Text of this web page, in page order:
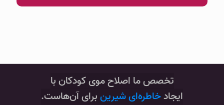
‌تخصص ما اصلاح موی کودکان با
ایجادخاطره‌ای شیرینبرای آن‌هاست.